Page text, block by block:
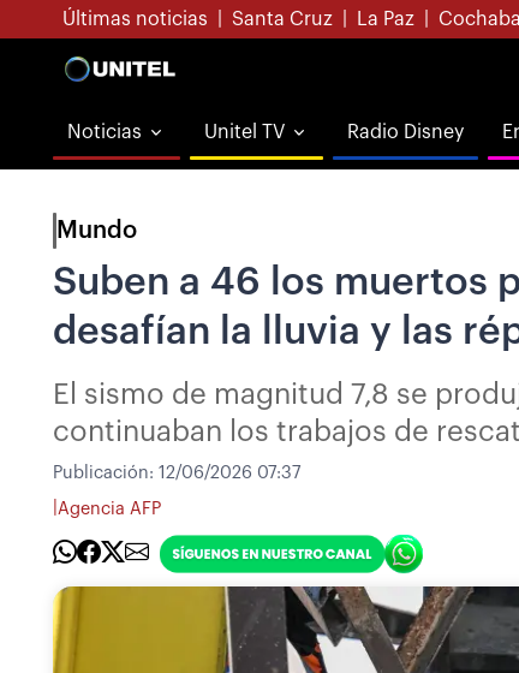
Últimas noticias Santa Cruz La Paz
Noticias Unitel TV Radio Disney
Mundo
Suben a 46 los muertos
desafían la lluvia y las
El sismo de magnitud 7,8 se
continuaban los trabajos de
Publicación: 12/06/2026 07:37
Agencia AFP